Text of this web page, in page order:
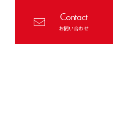
Contact
お問い合わせ